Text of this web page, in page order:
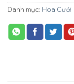
Danh mục: Hoa Cưới